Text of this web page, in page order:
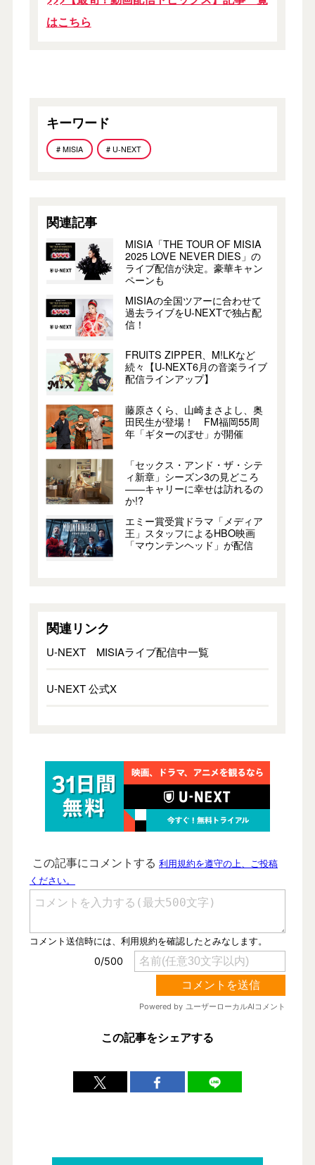
はこちら
キーワード
# MISIA # U-NEXT
関連記事
MISIA「THE TOUR OF MISIA
2025 LOVE NEVER DIES」の
ライブ配信が決定。豪華キャン
ペーンも
MISIAの全国ツアーに合わせて
過去ライブをU-NEXTで独占配
信！
FRUITS ZIPPER、M!LKなど
続々【U-NEXT6月の音楽ライブ
配信ラインアップ】
藤原さくら、山崎まさよし、奥
田民生が登場！ FM福岡55周
年「ギターのぼせ」が開催
「セックス・アンド・ザ・シテ
ィ新章」シーズン3の見どころ
――キャリーに幸せは訪れるの
か!?
エミー賞受賞ドラマ「メディア
王」スタッフによるHBO映画
「マウンテンヘッド」が配信
関連リンク
U-NEXT MISIAライブ配信中一覧
U-NEXT 公式X
この記事をシェアする